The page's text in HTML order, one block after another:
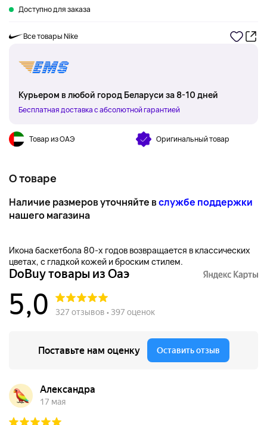
Доступно для заказа
Все товары Nike
Курьером в любой город Беларуси за 8-10 дней
Бесплатная доставка с абсолютной гарантией
Товар из ОАЭ Оригинальный товар
О товаре
Наличие размеров уточняйте вслужбе поддержки
нашего магазина
Икона баскетбола 80-х годов возвращается в классических
цветах, с гладкой кожей и броским стилем.